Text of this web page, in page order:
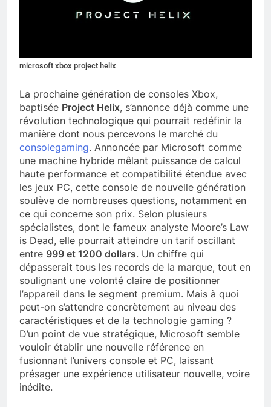
microsoft xbox project helix
La prochaine génération de consoles Xbox,
baptisée Project Helix, s’annonce déjà comme une
révolution technologique qui pourrait redéfinir la
manière dont nous percevons le marché du
consolegaming. Annoncée par Microsoft comme
une machine hybride mêlant puissance de calcul
haute performance et compatibilité étendue avec
les jeux PC, cette console de nouvelle génération
soulève de nombreuses questions, notamment en
ce qui concerne son prix. Selon plusieurs
spécialistes, dont le fameux analyste Moore’s Law
is Dead, elle pourrait atteindre un tarif oscillant
entre 999 et 1200 dollars. Un chiffre qui
dépasserait tous les records de la marque, tout en
soulignant une volonté claire de positionner
l’appareil dans le segment premium. Mais à quoi
peut-on s’attendre concrètement au niveau des
caractéristiques et de la technologie gaming ?
D’un point de vue stratégique, Microsoft semble
vouloir établir une nouvelle référence en
fusionnant l’univers console et PC, laissant
présager une expérience utilisateur nouvelle, voire
inédite.